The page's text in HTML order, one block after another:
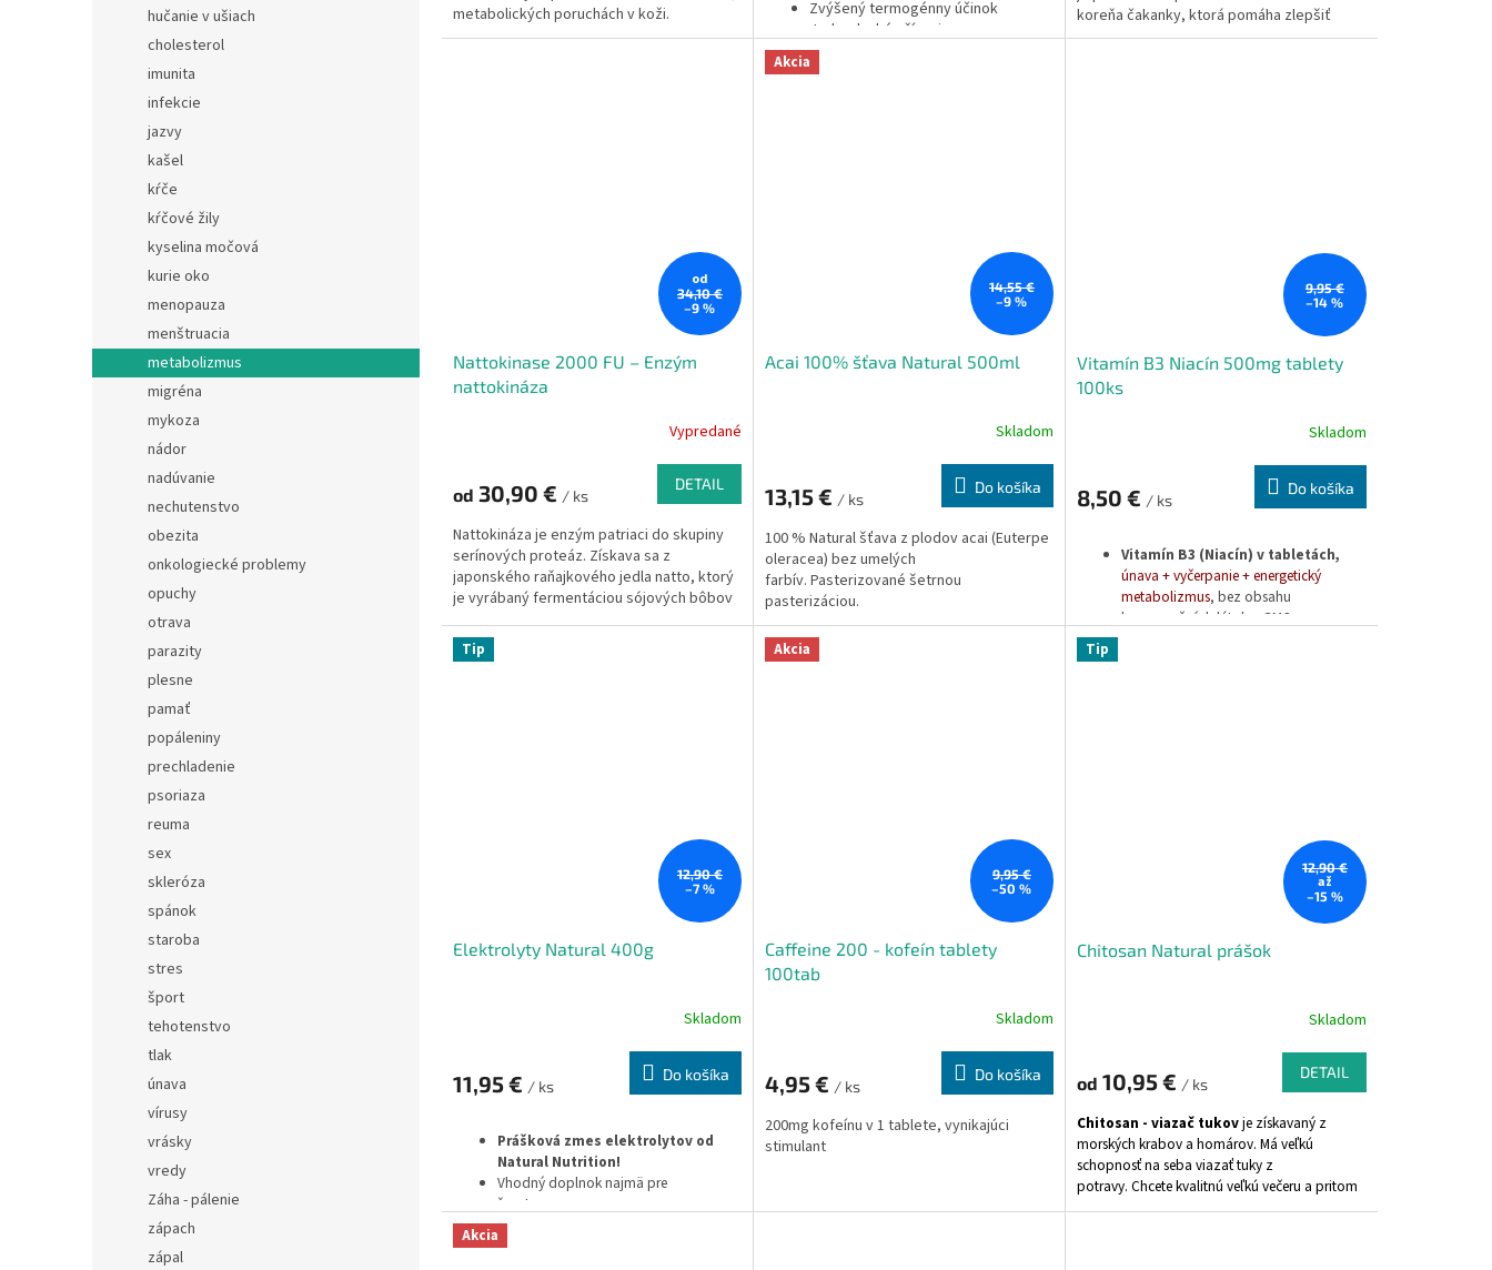
hučanie v ušiach
cholesterol
imunita
infekcie
jazvy
kašel
kŕče
kŕčové žily
kyselina močová
kurie oko
menopauza
menštruacia
metabolizmus
migréna
mykoza
nádor
nadúvanie
nechutenstvo
obezita
onkologiecké problemy
opuchy
otrava
parazity
plesne
pamať
popáleniny
prechladenie
psoriaza
reuma
sex
skleróza
spánok
staroba
stres
šport
tehotenstvo
tlak
únava
vírusy
vrásky
vredy
Záha - pálenie
zápach
zápal
metabolických poruchách v koži.
Zvýšený termogénny účinok
Jednoduché užívanie.
100% čistý produkt vo forme
vegánskych kapsúl vyrábaný
koreňa čakanky, ktorá pomáha zlepšiť
trávenie a podporuje zdravú črevnú
od
34,10 €
–9 %
Nattokinase 2000 FU – Enzým
nattokináza
Vypredané
od 30,90 € / ks
DETAIL
Nattokináza je enzým patriaci do skupiny
serínových proteáz. Získava sa z
japonského raňajkového jedla natto, ktorý
je vyrábaný fermentáciou sójových bôbov
s priateľskou baktériou Bacillus subtilis
natto
Akcia
14,55 €
–9 %
Acai 100% šťava Natural 500ml
Skladom
13,15 € / ks
Do košíka
100 % Natural šťava z plodov acai (Euterpe
oleracea) bez umelých
farbív. Pasterizované šetrnou
pasterizáciou.
9,95 €
–14 %
Vitamín B3 Niacín 500mg tablety
100ks
Skladom
8,50 € / ks
Do košíka
Vitamín B3 (Niacín) v tabletách,
únava + vyčerpanie + energetický
metabolizmus, bez obsahu
konzervačných látok a GMO.
Tip
12,90 €
–7 %
Elektrolyty Natural 400g
Skladom
11,95 € / ks
Do košíka
Prášková zmes elektrolytov od
Natural Nutrition!
Vhodný doplnok najmä pre
športovcov.
Kombinácia minerálov a soli.
Správna funkciu nervov, svalov +
Akcia
9,95 €
–50 %
Caffeine 200 - kofeín tablety
100tab
Skladom
4,95 € / ks
Do košíka
200mg kofeínu v 1 tablete, vynikajúci
stimulant
Tip
12,90 €
až
–15 %
Chitosan Natural prášok
Skladom
od 10,95 € / ks
DETAIL
Chitosan - viazač tukovje získavaný z
morských krabov a homárov. Má veľkú
schopnosť na seba viazať tuky z
potravy. Chcete kvalitnú veľkú večeru a pritom
nepribrať - užite chitosan.
Akcia